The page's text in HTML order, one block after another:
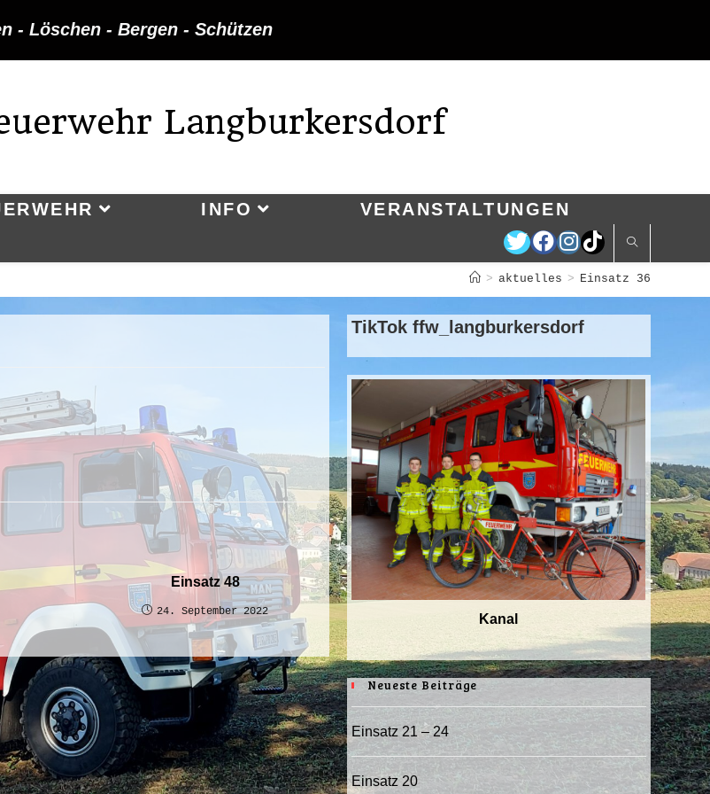
- Löschen - Bergen - Schützen
Langburkersdorf
INFO VERANSTALTUNGEN
> aktuelles > Einsatz 36
Einsatz 48
24. September 2022
TikTok ffw_langburkersdorf
Kanal
Neueste Beiträge
Einsatz 21 – 24
Einsatz 20